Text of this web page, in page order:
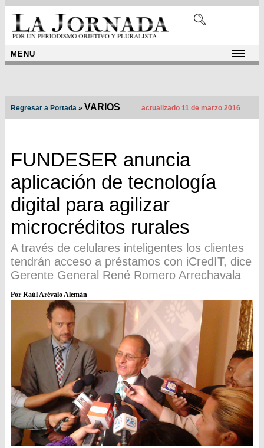
MENU
Regresar a Portada » VARIOS actualizado 11 de marzo 2016
FUNDESER anuncia
aplicación de tecnología
digital para agilizar
microcréditos rurales
A través de celulares inteligentes los clientes
tendrán acceso a préstamos con iCredIT, dice
Gerente General René Romero Arrechavala
Por Raúl Arévalo Alemán